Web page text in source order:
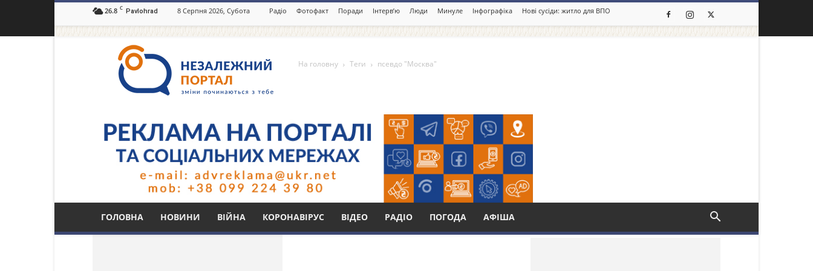
26.8 C Pavlohrad 8 Серпня 2026, Субота Радіо Фотофакт Поради Інтерв’ю Люди Минуле Інфографіка Нові сусіди: житло для ВПО
портал
Павлоград.dp.ua
ГОЛОВНА НОВИНИ ВІЙНА КОРОНАВІРУС ВІДЕО РАДІО ПОГОДА АФІША
На головну Теги псевдо "Москва"
Тег: псевдо "Москва"